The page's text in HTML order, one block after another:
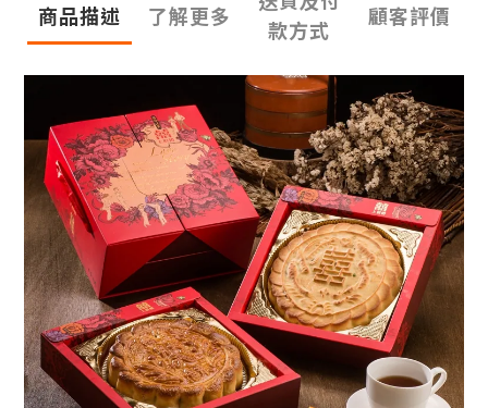
商品描述 了解更多
款方式
顧客評價